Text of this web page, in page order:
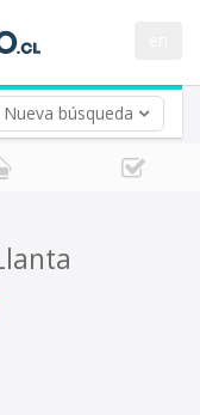
Nueva búsqueda